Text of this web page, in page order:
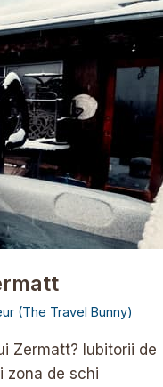
(The Travel Bunny)
Zermatt? Iubitorii de
zona de schi